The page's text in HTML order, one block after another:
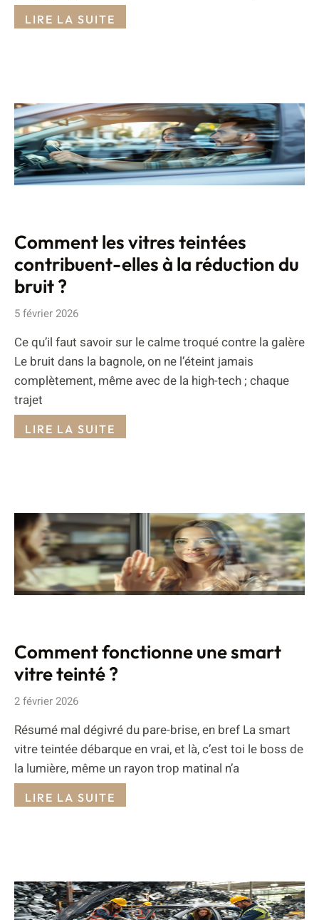
LIRE LA SUITE
Comment les vitres teintées
contribuent-elles à la réduction du
bruit ?
5 février 2026
Ce qu’il faut savoir sur le calme troqué contre la galère
Le bruit dans la bagnole, on ne l’éteint jamais
complètement, même avec de la high-tech ; chaque
trajet
LIRE LA SUITE
Comment fonctionne une smart
vitre teinté ?
2 février 2026
Résumé mal dégivré du pare-brise, en bref La smart
vitre teintée débarque en vrai, et là, c’est toi le boss de
la lumière, même un rayon trop matinal n’a
LIRE LA SUITE